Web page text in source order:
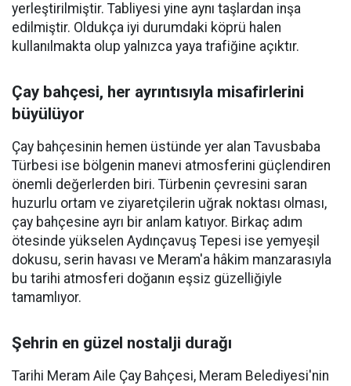
yerleştirilmiştir. Tabliyesi yine aynı taşlardan inşa
edilmiştir. Oldukça iyi durumdaki köprü halen
kullanılmakta olup yalnızca yaya trafiğine açıktır.
Çay bahçesi, her ayrıntısıyla misafirlerini
büyülüyor
Çay bahçesinin hemen üstünde yer alan Tavusbaba
Türbesi ise bölgenin manevi atmosferini güçlendiren
önemli değerlerden biri. Türbenin çevresini saran
huzurlu ortam ve ziyaretçilerin uğrak noktası olması,
çay bahçesine ayrı bir anlam katıyor. Birkaç adım
ötesinde yükselen Aydınçavuş Tepesi ise yemyeşil
dokusu, serin havası ve Meram'a hâkim manzarasıyla
bu tarihi atmosferi doğanın eşsiz güzelliğiyle
tamamlıyor.
Şehrin en güzel nostalji durağı
Tarihi Meram Aile Çay Bahçesi, Meram Belediyesi'nin